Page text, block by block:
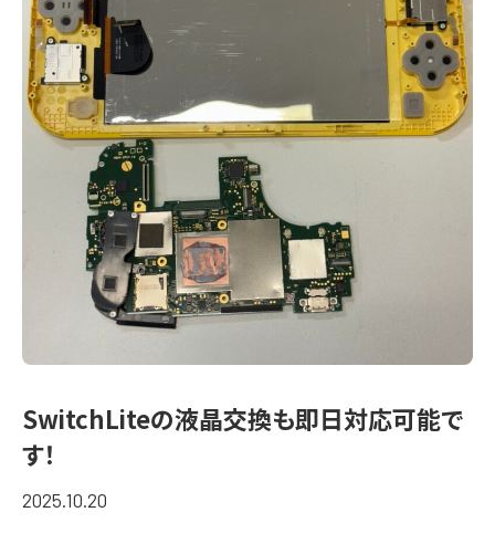
SwitchLiteの液晶交換も即日対応可能で
す！
2025.10.20